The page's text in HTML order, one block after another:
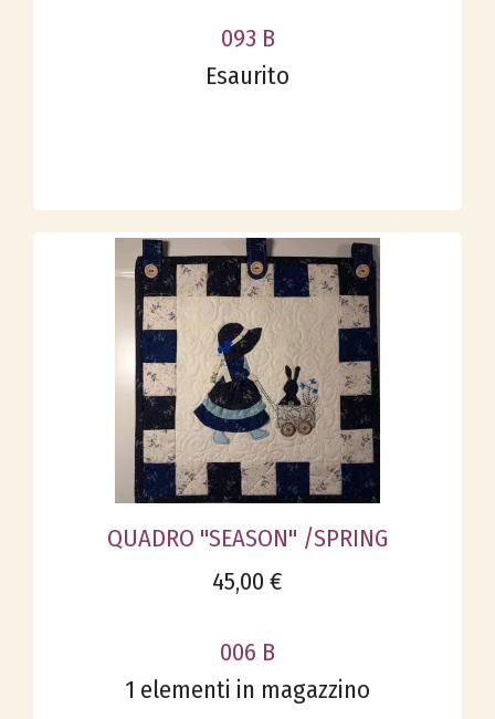
093 B
Esaurito
QUADRO "SEASON" /SPRING
45,00 €
006 B
1 elementi in magazzino